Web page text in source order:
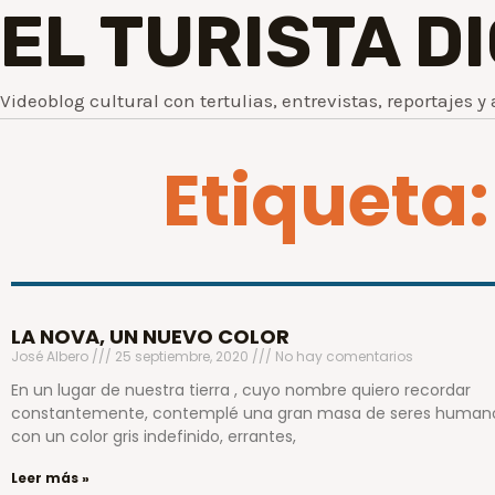
EL TURISTA
Videoblog cultural con tertulias, entrevistas, reportajes y
Etiqueta:
LA NOVA, UN NUEVO COLOR
José Albero 25 septiembre, 2020 No hay comentarios
En un lugar de nuestra tierra , cuyo nombre quiero recordar
constantemente, contemplé una gran masa de seres
con un color gris indefinido, errantes,
Leer más »